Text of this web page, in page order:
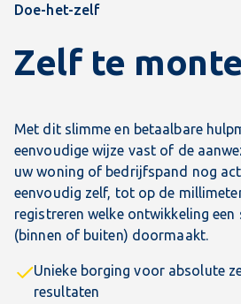
Doe-het-zelf
Zelf te
Met dit slimme en betaalbare
eenvoudige wijze vast of de
uw woning of bedrijfspand nog
eenvoudig zelf, tot op de
registreren welke ontwikkeling een
(binnen of buiten) doormaakt.
Unieke borging voor absolute
resultaten